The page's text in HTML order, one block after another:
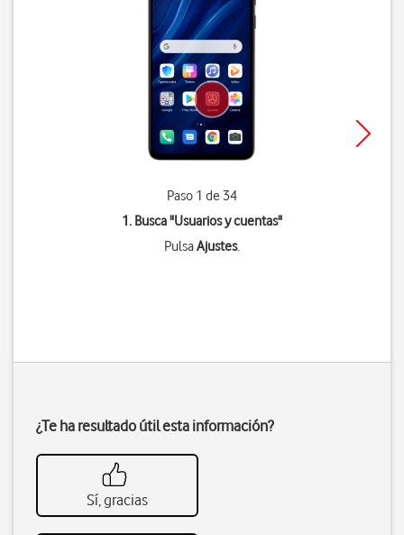
Paso 1 de 34
1. Busca "Usuarios y cuentas"
PulsaAjustes.
¿Te ha resultado útil esta información?
Sí, gracias